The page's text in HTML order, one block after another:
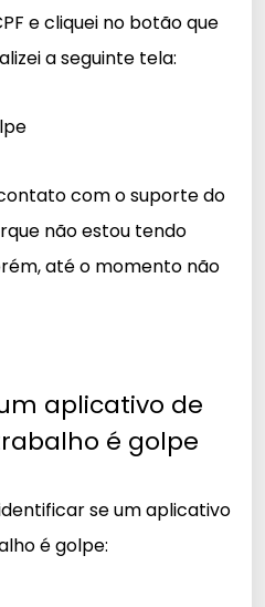
e cliquei no botão que
a seguinte tela:
com o suporte do
não estou tendo
até o momento não
aplicativo de
é golpe
se um aplicativo
é golpe: